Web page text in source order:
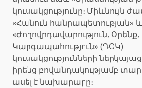
կուսակցությունը։ Միևնույն
«Հանուն հանրապետության» և
«Ժողովրդավարություն, Օրենք,
Կարգապահություն» (ԴՕԿ)
կուսակցությունների
իրենց բովանդակությամբ
ասել է նախարարը։